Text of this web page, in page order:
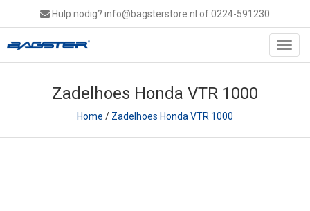
Hulp nodig? info@bagsterstore.nl of 0224-591230
Zadelhoes Honda VTR 1000
Home / Zadelhoes Honda VTR 1000